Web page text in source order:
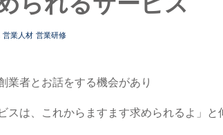
営業人材 営業研修
業者とお話をする機会があり
スは、これからますます求められるよ」と